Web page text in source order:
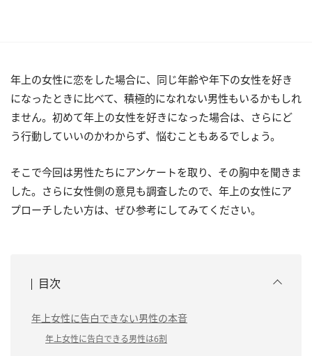
年上の女性に恋をした場合に、同じ年齢や年下の女性を好き
になったときに比べて、積極的になれない男性もいるかもしれ
ません。初めて年上の女性を好きになった場合は、さらにど
う行動していいのかわからず、悩むこともあるでしょう。
そこで今回は男性たちにアンケートを取り、その胸中を聞きま
した。さらに女性側の意見も調査したので、年上の女性にア
プローチしたい方は、ぜひ参考にしてみてください。
目次
年上女性に告白できない男性の本音
年上女性に告白できる男性は6割